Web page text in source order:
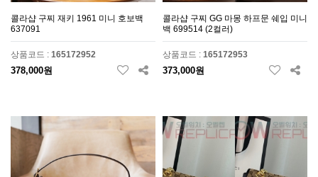
콜라샵 구찌 재키 1961 미니 호보백
637091
상품코드 : 165172952
378,000원
콜라샵 구찌 GG 마몽 하프문 쉐입 미니
백 699514 (2컬러)
상품코드 : 165172953
373,000원